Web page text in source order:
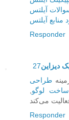
آیلتس
منابع آیلتس
Responder
دیزاین
طراحی
ساخت لوگو
می‌کند
Responder